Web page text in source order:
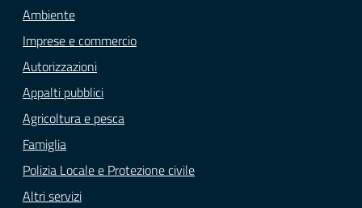
Ambiente
Imprese e commercio
Autorizzazioni
Appalti pubblici
Agricoltura e pesca
Famiglia
Polizia Locale e Protezione civile
Altri servizi